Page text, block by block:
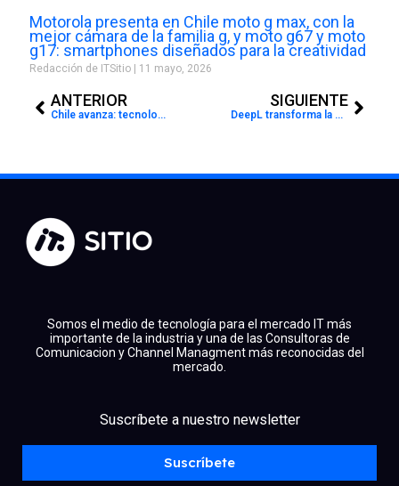
Motorola presenta en Chile moto g max, con la
mejor cámara de la familia g, y moto g67 y moto
g17: smartphones diseñados para la creatividad
Redacción de ITSitio 11 mayo, 2026
ANTERIOR
Chile avanza: tecnología predictiva en la vanguardia del cuidado ambiental
SIGUIENTE
DeepL transforma la comunicación global de las empresas chilenas
Somos el medio de tecnología para el mercado IT más
importante de la industria y una de las Consultoras de
Comunicacion y Channel Managment más reconocidas del
mercado.
Suscríbete a nuestro newsletter
Suscríbete
linkedinyoutubeinstagram
spotify